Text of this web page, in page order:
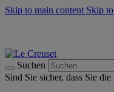
Skip to main content Skip
Suchen
Sind Sie sicher, dass Sie